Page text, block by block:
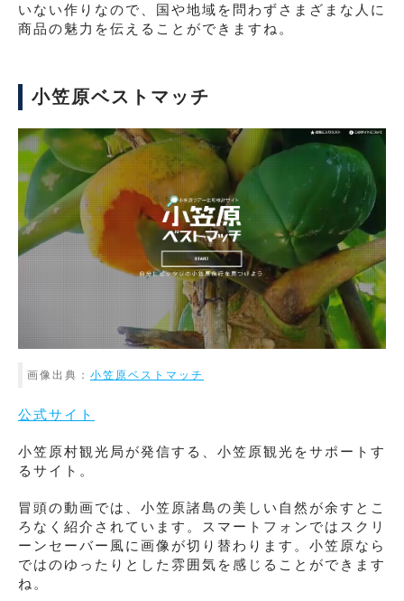
いない作りなので、国や地域を問わずさまざまな人に
商品の魅力を伝えることができますね。
小笠原ベストマッチ
画像出典： 小笠原ベストマッチ
公式サイト
小笠原村観光局が発信する、小笠原観光をサポートす
るサイト。
冒頭の動画では、小笠原諸島の美しい自然が余すとこ
ろなく紹介されています。スマートフォンではスクリ
ーンセーバー風に画像が切り替わります。小笠原なら
ではのゆったりとした雰囲気を感じることができます
ね。